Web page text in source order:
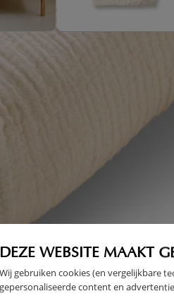
DEZE WEBSITE MAAKT
Wij gebruiken cookies (en vergelijkbare
gepersonaliseerde content en